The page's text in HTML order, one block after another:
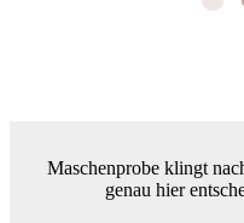
Maschenprobe klingt
genau hier